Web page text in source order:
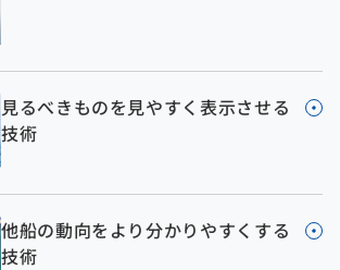
見るべきものを見やすく表示させる
技術
他船の動向をより分かりやすくする
技術